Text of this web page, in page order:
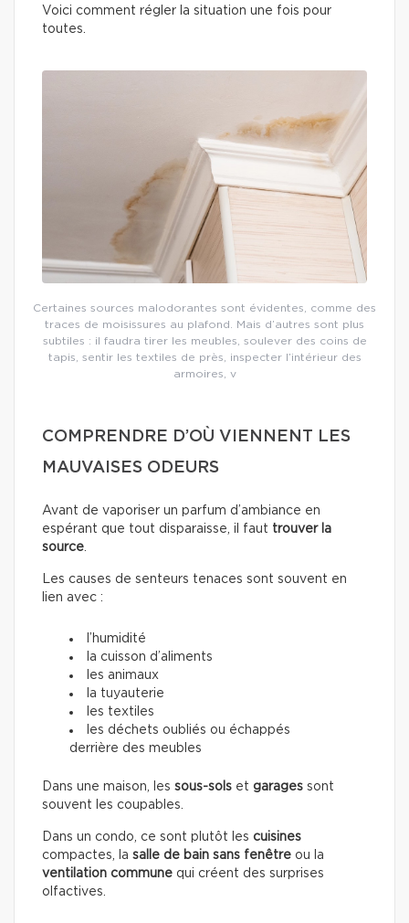
Voici comment régler la situation une fois pour
toutes.
Certaines sources malodorantes sont évidentes, comme des
traces de moisissures au plafond. Mais d’autres sont plus
subtiles : il faudra tirer les meubles, soulever des coins de
tapis, sentir les textiles de près, inspecter l’intérieur des
armoires, v
COMPRENDRE D’OÙ VIENNENT LES
MAUVAISES ODEURS
Avant de vaporiser un parfum d’ambiance en
espérant que tout disparaisse, il faut trouver la
source.
Les causes de senteurs tenaces sont souvent en
lien avec :
l’humidité
la cuisson d’aliments
les animaux
la tuyauterie
les textiles
les déchets oubliés ou échappés
derrière des meubles
Dans une maison, les sous-sols et garages sont
souvent les coupables.
Dans un condo, ce sont plutôt les cuisines
compactes, la salle de bain sans fenêtre ou la
ventilation commune qui créent des surprises
olfactives.